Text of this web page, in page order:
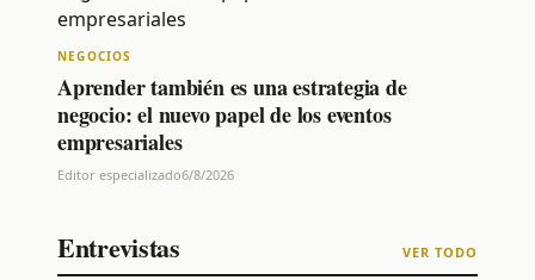
NEGOCIOS
Aprender también es una estrategia de
negocio: el nuevo papel de los eventos
empresariales
Editor especializado6/8/2026
Entrevistas VER TODO